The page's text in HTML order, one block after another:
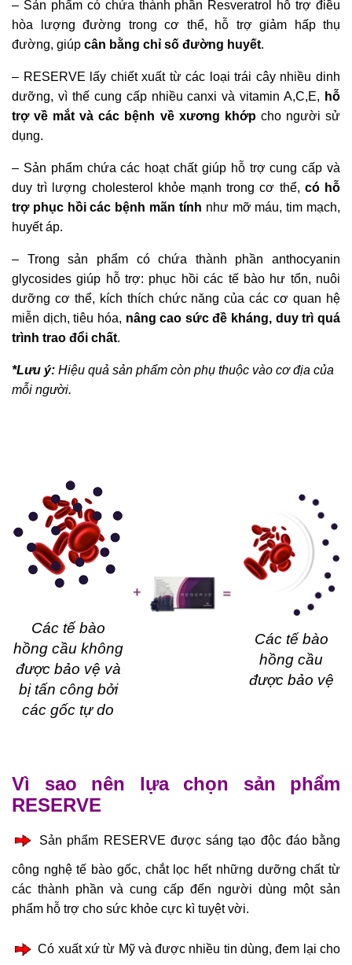
– Sản phẩm có chứa thành phần Resveratrol hỗ trợ điều
hòa lượng đường trong cơ thể, hỗ trợ giảm hấp thụ
đường, giúp cân bằng chỉ số đường huyết.
– RESERVE lấy chiết xuất từ các loại trái cây nhiều dinh
dưỡng, vì thế cung cấp nhiều canxi và vitamin A,C,E, hỗ
trợ về mắt và các bệnh về xương khớpcho người sử
dụng.
– Sản phẩm chứa các hoạt chất giúp hỗ trợ cung cấp và
duy trì lượng cholesterol khỏe mạnh trong cơ thể, có hỗ
trợ phục hồi các bệnh mãn tính như mỡ máu, tim mạch,
huyết áp.
– Trong sản phẩm có chứa thành phần anthocyanin
glycosides giúp hỗ trợ: phục hồi các tế bào hư tổn, nuôi
dưỡng cơ thể, kích thích chức năng của các cơ quan hệ
miễn dịch, tiêu hóa, nâng cao sức đề kháng, duy trì quá
trình trao đổi chất.
*Lưu ý: Hiệu quả sản phẩm còn phụ thuộc vào cơ địa của
mỗi người.
Các tế bào
hồng cầu không
được bảo vệ và
bị tấn công bởi
các gốc tự do
Các tế bào
hồng cầu
được bảo vệ
Vì sao nên lựa chọn sản phẩm
RESERVE
Sản phẩm RESERVE được sáng tạo độc đáo bằng
công nghệ tế bào gốc, chắt lọc hết những dưỡng chất từ
các thành phần và cung cấp đến người dùng một sản
phẩm hỗ trợ cho sức khỏe cực kì tuyệt vời.
Có xuất xứ từ Mỹ và được nhiều tin dùng, đem lại cho